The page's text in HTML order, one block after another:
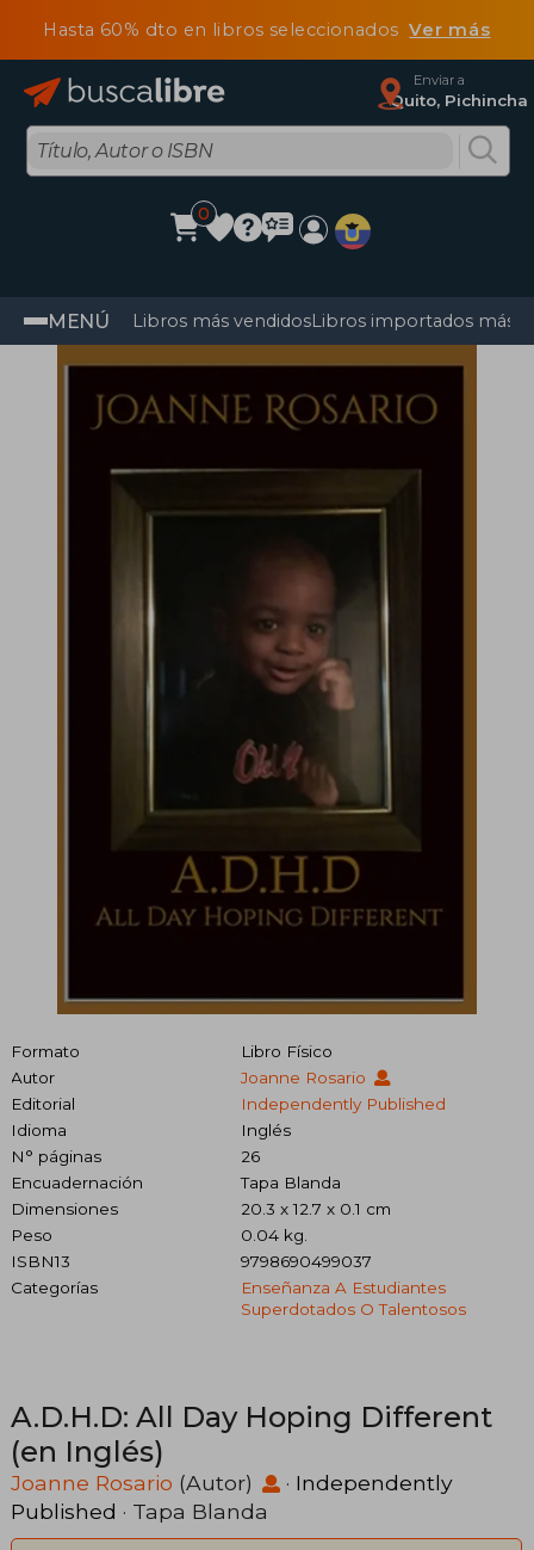
Hasta 60% dto en libros seleccionadosVer más
Enviar a
Quito, Pichincha
0
MENÚ Libros más vendidosLibros importados más
Formato
Libro Físico
Autor
Joanne Rosario
Editorial
Independently Published
Idioma
Inglés
N° páginas
26
Encuadernación
Tapa Blanda
Dimensiones
20.3 x 12.7 x 0.1 cm
Peso
0.04 kg.
ISBN13
9798690499037
Categorías
Enseñanza A Estudiantes
Superdotados O Talentosos
A.D.H.D: All Day Hoping Different
(en Inglés)
Joanne Rosario (Autor) · Independently
Published · Tapa Blanda